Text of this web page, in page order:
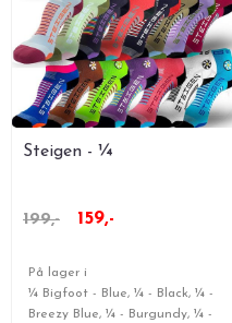
Steigen - ¼
199,- 159,-
På lager i
¼ Bigfoot - Blue, ¼ - Black, ¼ -
Breezy Blue, ¼ - Burgundy, ¼ -